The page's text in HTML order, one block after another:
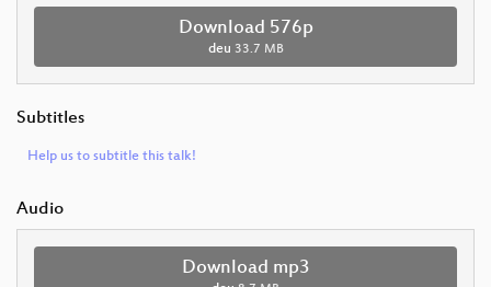
Download 576p
deu 33.7 MB
Subtitles
Help us to subtitle this talk!
Audio
Download mp3